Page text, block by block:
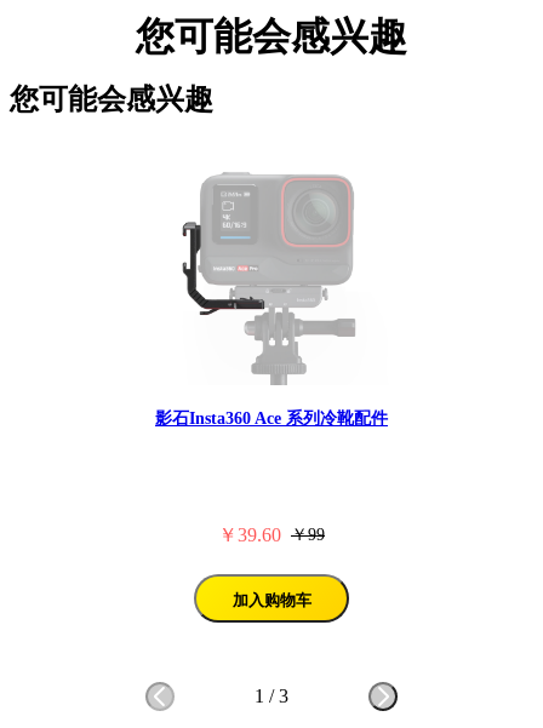
您可能会感兴趣
您可能会感兴趣
影石Insta360 Ace 系列冷靴配件
￥39.60 ￥99
加入购物车
1 /3